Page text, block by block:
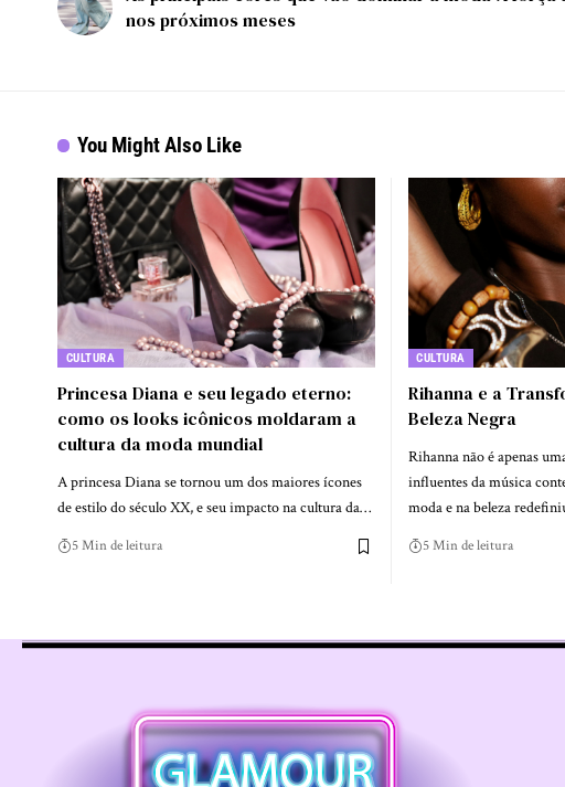
nos próximos meses
You Might Also Like
CULTURA
Princesa Diana e seu legado eterno:
como os looks icônicos moldaram a
cultura da moda mundial
A princesa Diana se tornou um dos maiores ícones
de estilo do século XX, e seu impacto na cultura da…
5 Min de leitura
CULTURA
Rihanna e a
Beleza Negra
Rihanna não é apenas
influentes da música
moda e na beleza
5 Min de leitura